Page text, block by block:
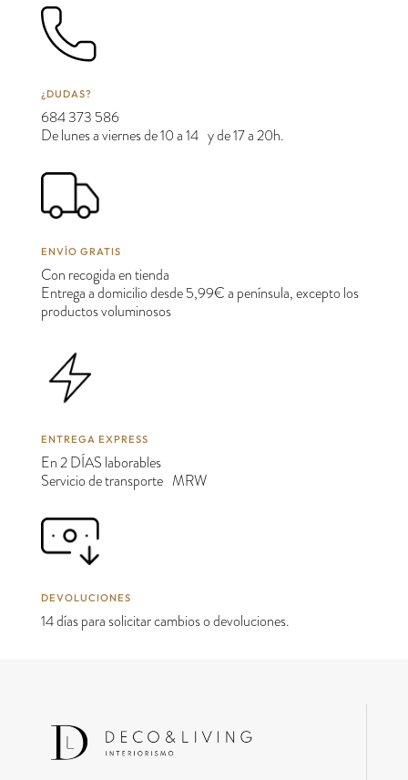
¿DUDAS?
684 373 586
De lunes a viernes de 10 a 14 y de 17 a 20h.
ENVÍO GRATIS
Con recogida en tienda
Entrega a domicilio desde 5,99€ a península, excepto los
productos voluminosos
ENTREGA EXPRESS
En 2 DÍAS laborables
Servicio de transporte MRW
DEVOLUCIONES
14 días para solicitar cambios o devoluciones.